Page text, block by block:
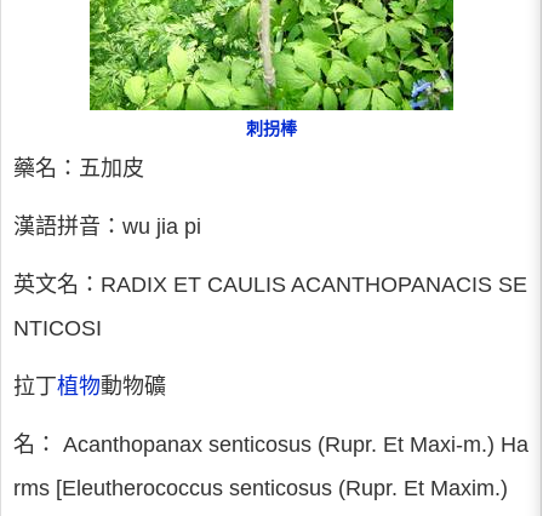
刺拐棒
藥名：五加皮
漢語拼音：wu jia pi
英文名：RADIX ET CAULIS ACANTHOPANACIS SE
NTICOSI
拉丁植物動物礦
名： Acanthopanax senticosus (Rupr. Et Maxi-m.) Ha
rms [Eleutherococcus senticosus (Rupr. Et Maxim.)